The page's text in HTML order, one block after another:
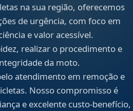
na sua região, oferecemos
de urgência, com foco em
e valor acessível.
realizar o procedimento e
da moto.
atendimento em remoção e
Nosso compromisso é
e excelente custo-benefício,